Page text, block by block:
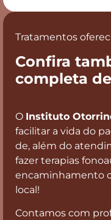
Tratamentos
Confira
completa
O Instituto
facilitar a vida do
de, além do
fazer terapias
encaminhamento
local!
Contamos com